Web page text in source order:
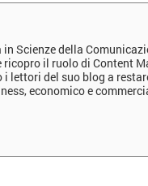
Scienze della
il ruolo di Content
lettori del suo blog a
economico e